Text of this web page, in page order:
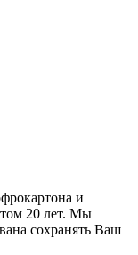
и
20 лет. Мы
сохранять Ваш